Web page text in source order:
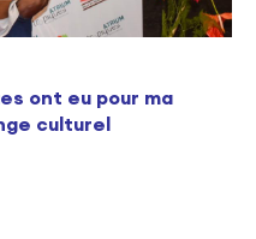
ont eu pour ma
culturel